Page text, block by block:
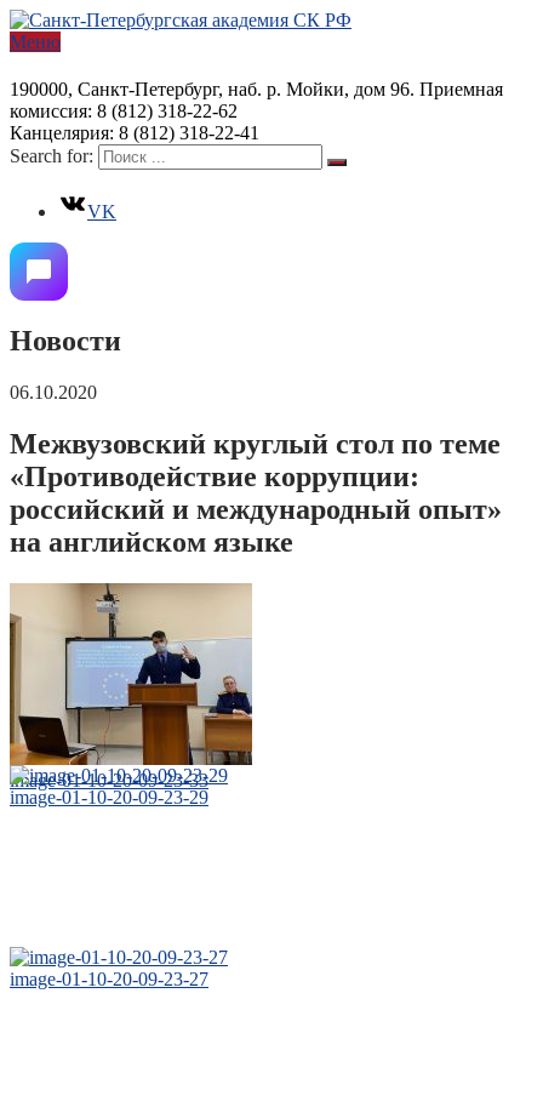
Меню
190000, Санкт-Петербург, наб. р. Мойки, дом 96. Приемная
комиссия: 8 (812) 318-22-62
Канцелярия: 8 (812) 318-22-41
Search for:
VK
Новости
06.10.2020
Межвузовский круглый стол по теме
«Противодействие коррупции:
российский и международный опыт»
на английском языке
image-01-10-20-09-23-33
image-01-10-20-09-23-29
image-01-10-20-09-23-27